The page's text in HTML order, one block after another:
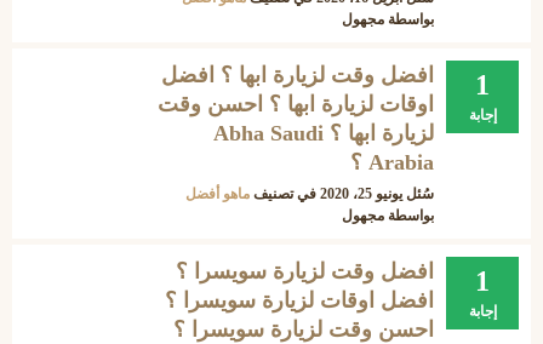
بواسطة مجهول
1
إجابة
افضل وقت لزيارة ابها ؟ افضل
اوقات لزيارة ابها ؟ احسن وقت
لزيارة ابها ؟ Abha Saudi
Arabia ؟
سُئل يونيو 25، 2020 في تصنيف ماهو أفضل
بواسطة مجهول
1
إجابة
افضل وقت لزيارة سويسرا ؟
افضل اوقات لزيارة سويسرا ؟
احسن وقت لزيارة سويسرا ؟